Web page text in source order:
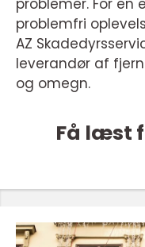
problemer. For
problemfri
AZ
leverandør af
og omegn.
Få læst